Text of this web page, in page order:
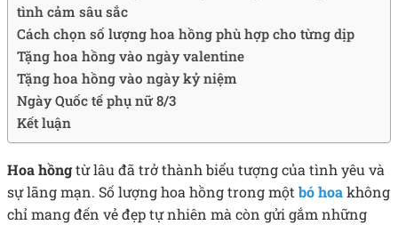
tình cảm sâu sắc
Cách chọn số lượng hoa hồng phù hợp cho từng dịp
Tặng hoa hồng vào ngày valentine
Tặng hoa hồng vào ngày kỷ niệm
Ngày Quốc tế phụ nữ 8/3
Kết luận
Hoa hồngtừ lâu đã trở thành biểu tượng của tình yêu và
sự lãng mạn. Số lượng hoa hồng trong mộtbó hoakhông
chỉ mang đến vẻ đẹp tự nhiên mà còn gửi gắm những